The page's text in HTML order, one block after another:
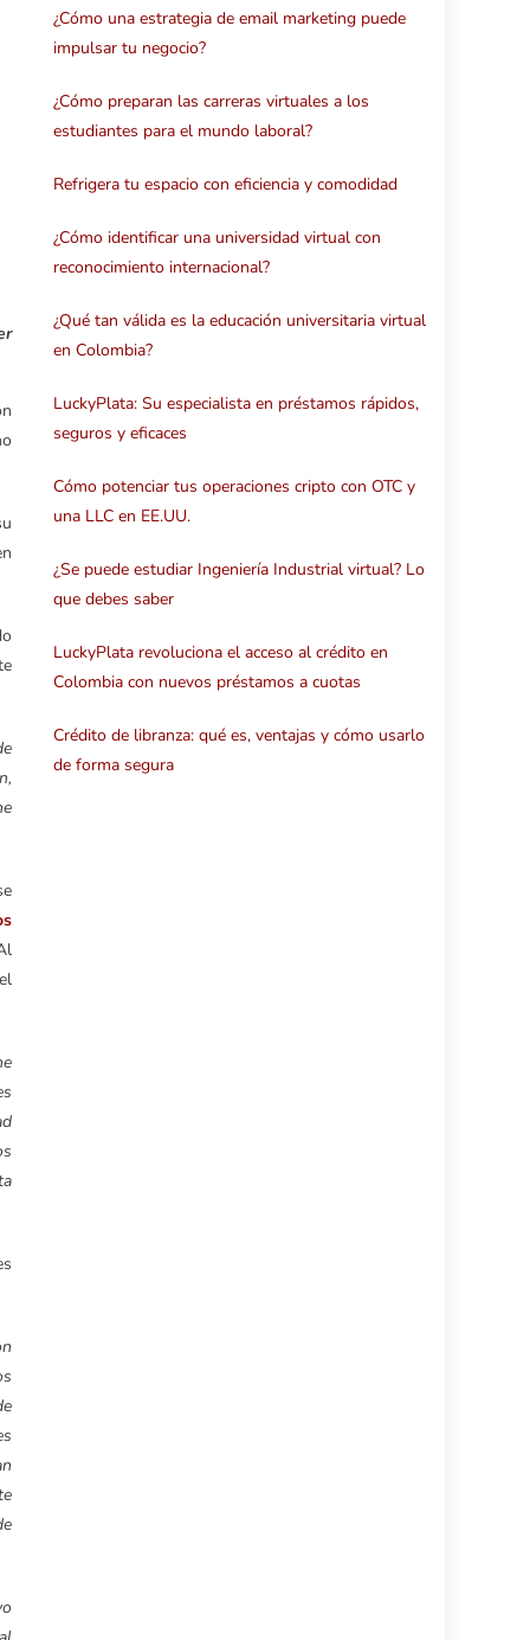
¿Cómo una estrategia de email marketing puede
impulsar tu negocio?
¿Cómo preparan las carreras virtuales a los
estudiantes para el mundo laboral?
Refrigera tu espacio con eficiencia y comodidad
¿Cómo identificar una universidad virtual con
reconocimiento internacional?
¿Qué tan válida es la educación universitaria virtual
en Colombia?
LuckyPlata: Su especialista en préstamos rápidos,
seguros y eficaces
Cómo potenciar tus operaciones cripto con OTC y
una LLC en EE.UU.
¿Se puede estudiar Ingeniería Industrial virtual? Lo
que debes saber
LuckyPlata revoluciona el acceso al crédito en
Colombia con nuevos préstamos a cuotas
Crédito de libranza: qué es, ventajas y cómo usarlo
de forma segura